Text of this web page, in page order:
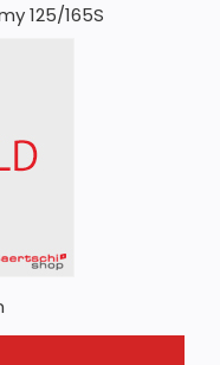
125/165S